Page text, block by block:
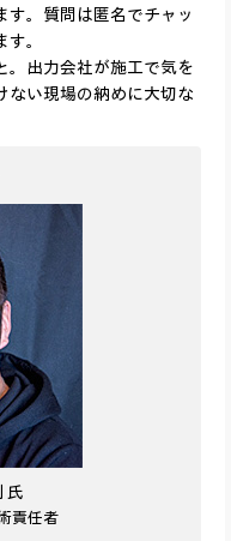
す。質問は匿名でチャッ
。
。出力会社が施工で気を
ない現場の納めに大切な
氏
責任者